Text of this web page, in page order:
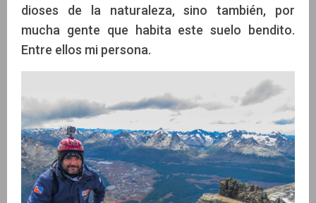
dioses de la naturaleza, sino también, por
mucha gente que habita este suelo bendito.
Entre ellos mi persona.